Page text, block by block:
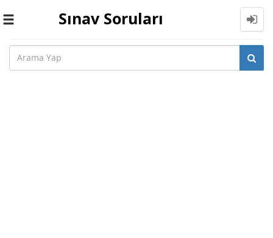
Toggle
Sınav Soruları